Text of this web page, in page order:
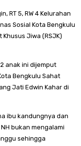
RT 5, RW 4 Kelurahan
Sosial Kota Bengkulu
Jiwa (RSJK)
anak ini dijemput
Bengkulu Sahat
Jati Edwin Kahar di
ibu kandungnya dan
bukan mengalami
sehingga